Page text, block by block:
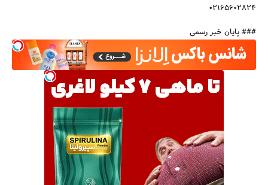
02165602824
### پایان خبر رسمی